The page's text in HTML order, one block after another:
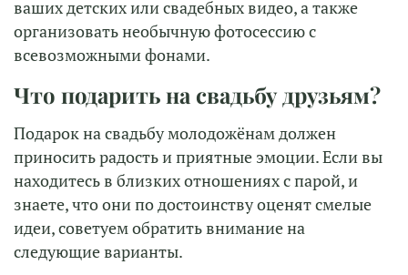
ваших детских или свадебных видео, а также
организовать необычную фотосессию с
всевозможными фонами.
Что подарить на свадьбу друзьям?
Подарок на свадьбу молодожёнам должен
приносить радость и приятные эмоции. Если вы
находитесь в близких отношениях с парой, и
знаете, что они по достоинству оценят смелые
идеи, советуем обратить внимание на
следующие варианты.